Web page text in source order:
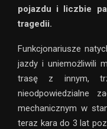
pojazdu i liczbie
tragedii.
Funkcjonariusze
jazdy i uniemożliwili
trasę z innym,
nieodpowiedzialne
mechanicznym w
teraz kara do 3 lat